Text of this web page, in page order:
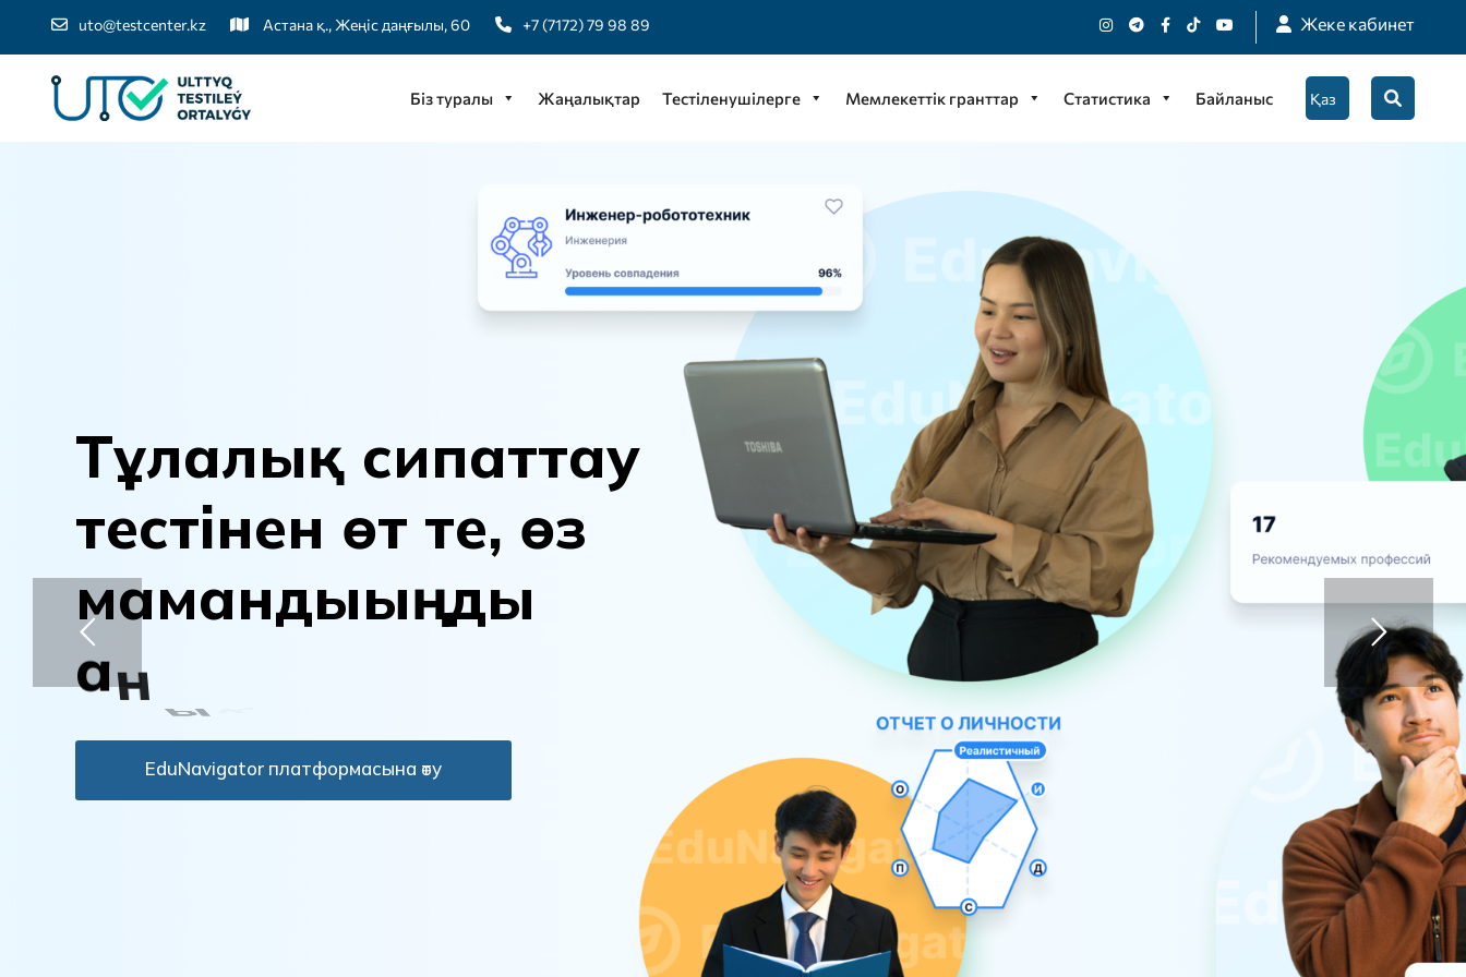
uto@testcenter.kz Астана қ., Жеңіс даңғылы, 60 +7 (7172) 79 98 89 Жеке кабинет
Біз туралы Жаңалықтар Тестіленушілерге Мемлекеттік гранттар Статистика Байланыс
Тұлалық сипаттау
тестінен өт те, өз
мамандыыңды
ан
EduNavigator платформасына өту